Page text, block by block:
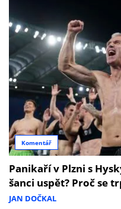
Komentář
Panikaří v Plzni s
šanci uspět? Proč se
JAN DOČKAL